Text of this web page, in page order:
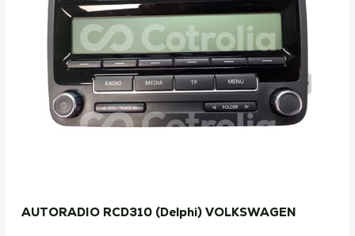
AUTORADIO RCD310 (Delphi) VOLKSWAGEN